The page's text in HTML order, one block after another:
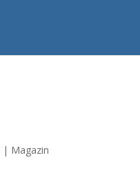
| Magazin